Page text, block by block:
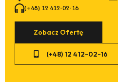
(+48) 12 412-02-16
Zobacz Ofertę
(+48) 12 412-02-16